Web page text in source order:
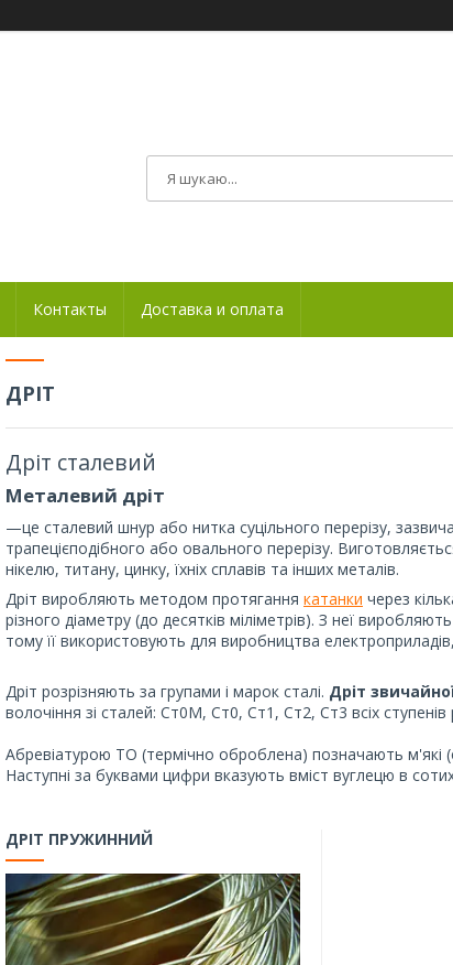
Контакты Доставка и оплата
ДРІТ
Дріт сталевий
Металевий дріт
—це сталевий шнур або нитка суцільного перерізу,
трапецієподібного або овального перерізу.
нікелю, титану, цинку, їхніх сплавів та інших металів.
Дріт виробляють методом протягання катанки через
різного діаметру (до десятків міліметрів). З неї
тому її використовують для виробництва
Дріт розрізняють за групами і марок сталі. Дріт
волочіння зі сталей: Ст0М, Ст0, Ст1, Ст2, Ст3 всіх
Абревіатурою ТО (термічно оброблена) позначають м'які
Наступні за буквами цифри вказують вміст вуглецю в
ДРІТ ПРУЖИННИЙ